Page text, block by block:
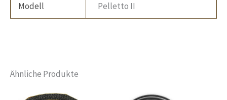
Modell Pelletto II
Ähnliche Produkte